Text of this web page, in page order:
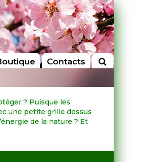
Contacts
? Puisque les
une petite grille dessus
de la nature ? Et